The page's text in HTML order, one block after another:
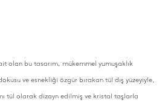
olan bu tasarım, mükemmel yumuşaklık
ve esnekliği özgür bırakan tül dış yüzeyiyle,
tül olarak dizayn edilmiş ve kristal taşlarla